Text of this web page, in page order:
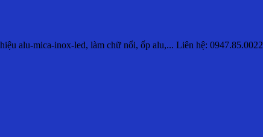
alu-mica-inox-led, làm chữ nổi, ốp alu,... Liên hệ: 0947.85.0022